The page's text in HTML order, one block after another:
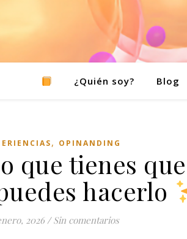
¿Quién soy? Blog
, OPINANDING
que tienes
hacerlo
2026 / Sin comentarios